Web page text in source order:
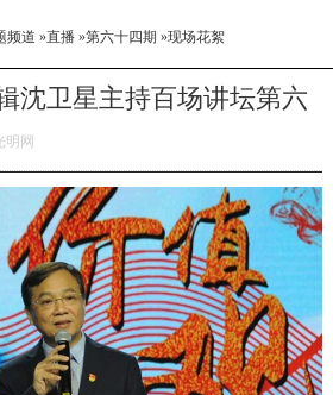
频道 »直播»第六十四期 »现场花絮
沈卫星主持百场讲坛第六
明网